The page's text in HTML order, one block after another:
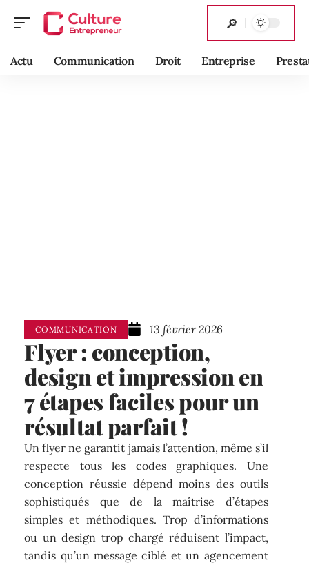
Actu Communication Droit Entreprise
COMMUNICATION 13 février 2026
Flyer : conception,
design et impression en
7 étapes faciles pour un
résultat parfait !
Un flyer ne garantit jamais l’attention, même s’il
respecte tous les codes graphiques. Une
conception réussie dépend moins des outils
sophistiqués que de la maîtrise d’étapes
simples et méthodiques. Trop d’informations
ou un design trop chargé réduisent l’impact,
tandis qu’un message ciblé et un agencement